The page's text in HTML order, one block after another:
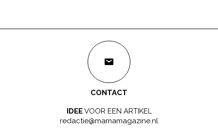
CONTACT
IDEEVOOR EEN ARTIKEL
redactie@mamamagazine.nl